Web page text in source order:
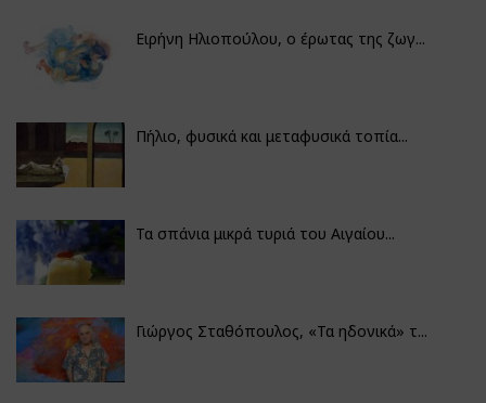
Ειρήνη Ηλιοπούλου, ο έρωτας της ζωγ...
Πήλιο, φυσικά και μεταφυσικά τοπία...
Τα σπάνια μικρά τυριά του Αιγαίου...
Γιώργος Σταθόπουλος, «Τα ηδονικά» τ...